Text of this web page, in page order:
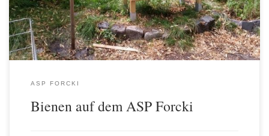
Bienen und des Imkers zu beobachten. Die […]
ASP FORCKI
Bienen auf dem ASP Forcki